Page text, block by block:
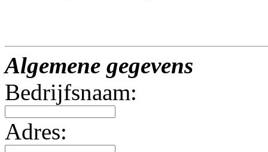
Algemene gegevens
Bedrijfsnaam:
Adres: